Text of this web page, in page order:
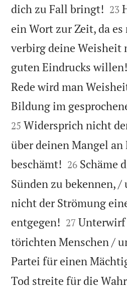
dich zu Fall bringt! 

23
ein Wort zur Zeit, da
verbirg deine Weisheit
guten Eindrucks willen!
Rede wird man
Bildung im
25 Widersprich nicht
über deinen Mangel
beschämt! 

26 Schäme
Sünden zu bekennen,
nicht der Strömung
entgegen! 

27
törichten Menschen /
Partei für einen
Tod streite für die